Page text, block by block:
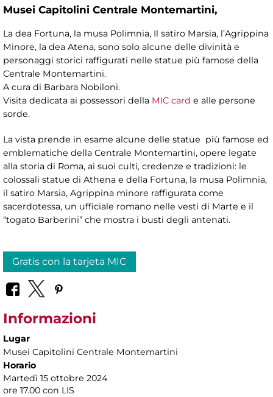
Musei Capitolini Centrale Montemartini,
La dea Fortuna, la musa Polimnia, Il satiro Marsia, l’Agrippina
Minore, la dea Atena, sono solo alcune delle divinità e
personaggi storici raffigurati nelle statue più famose della
Centrale Montemartini.
A cura di Barbara Nobiloni.
Visita dedicata ai possessori della MIC card e alle persone
sorde.
La vista prende in esame alcune delle statue più famose ed
emblematiche della Centrale Montemartini, opere legate
alla storia di Roma, ai suoi culti, credenze e tradizioni: le
colossali statue di Athena e della Fortuna, la musa Polimnia,
il satiro Marsia, Agrippina minore raffigurata come
sacerdotessa, un ufficiale romano nelle vesti di Marte e il
“togato Barberini” che mostra i busti degli antenati.
Gratis con la tarjeta MIC
Informazioni
Lugar
Musei Capitolini Centrale Montemartini
Horario
Martedì 15 ottobre 2024
ore 17.00 con LIS